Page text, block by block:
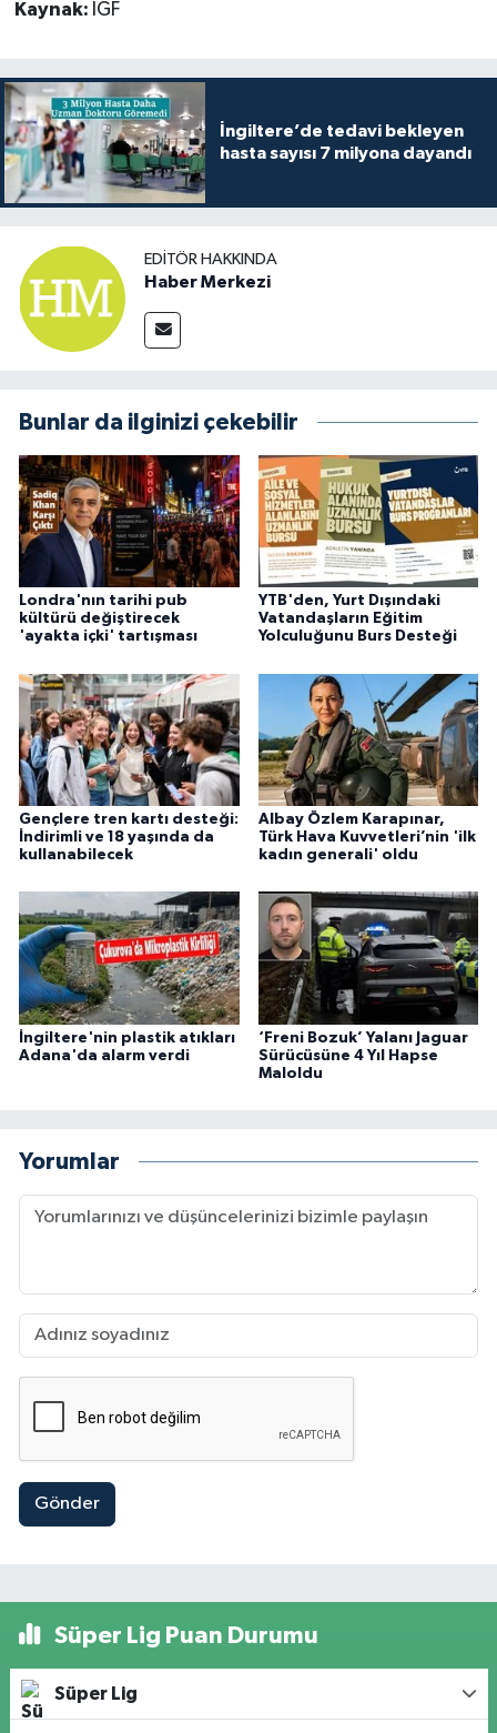
Kaynak: İGF
İngiltere’de tedavi bekleyen
hasta sayısı 7 milyona dayandı
EDITÖR HAKKINDA
Haber Merkezi
Bunlar da ilginizi çekebilir
Londra'nın tarihi pub
kültürü değiştirecek
'ayakta içki' tartışması
YTB'den, Yurt Dışındaki
Vatandaşların Eğitim
Yolculuğunu Burs Desteği
Gençlere tren kartı desteği:
İndirimli ve 18 yaşında da
kullanabilecek
Albay Özlem Karapınar,
Türk Hava Kuvvetleri’nin 'ilk
kadın generali' oldu
İngiltere'nin plastik atıkları
Adana'da alarm verdi
‘Freni Bozuk’ Yalanı Jaguar
Sürücüsüne 4 Yıl Hapse
Maloldu
Yorumlar
Gönder
Süper Lig Puan Durumu
Süper Lig